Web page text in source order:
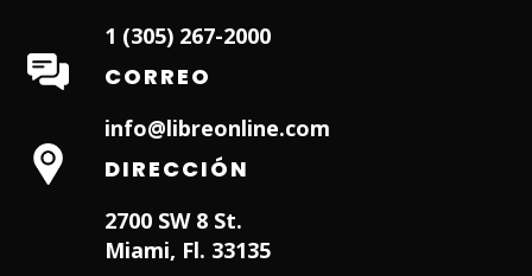
1 (305) 267-2000
CORREO
info@libreonline.com
DIRECCIÓN
2700 SW 8 St.
Miami, Fl. 33135